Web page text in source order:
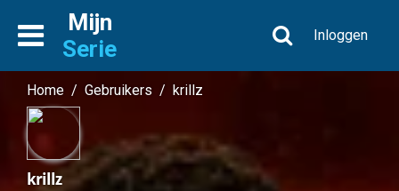
Mijn
Serie
Inloggen
Home / Gebruikers / krillz
krillz